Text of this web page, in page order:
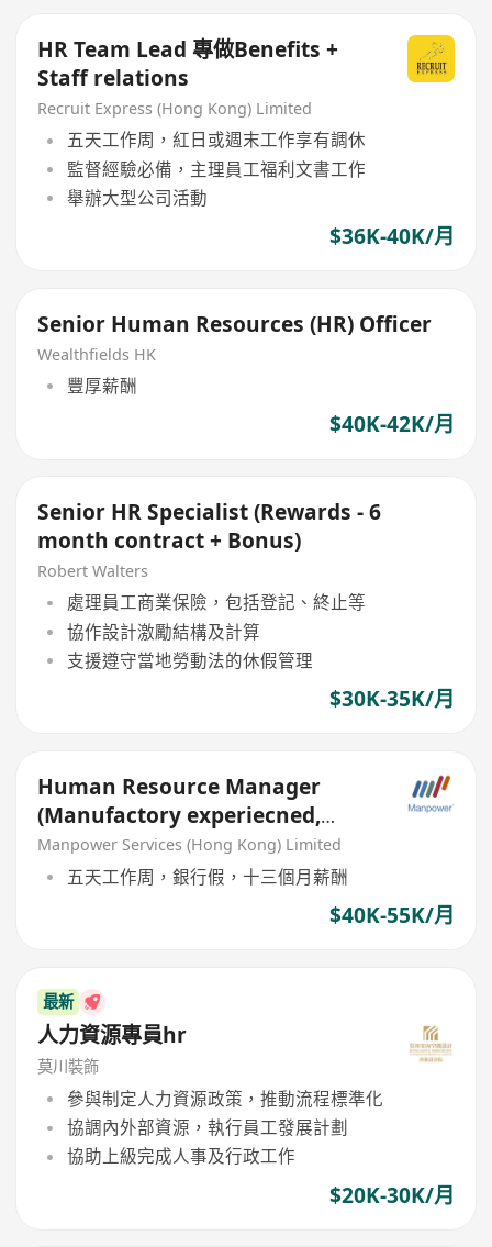
HR Team Lead 專做Benefits +
Staff relations
Recruit Express (Hong Kong) Limited
五天工作周，紅日或週末工作享有調休
監督經驗必備，主理員工福利文書工作
舉辦大型公司活動
$36K-40K/月
Senior Human Resources (HR) Officer
Wealthfields HK
豐厚薪酬
$40K-42K/月
Senior HR Specialist (Rewards - 6
month contract + Bonus)
Robert Walters
處理員工商業保險，包括登記、終止等
協作設計激勵結構及計算
支援遵守當地勞動法的休假管理
$30K-35K/月
Human Resource Manager
(Manufactory experiecned,
work trip needed)
Manpower Services (Hong Kong) Limited
五天工作周，銀行假，十三個月薪酬
$40K-55K/月
最新
人力資源專員hr
莫川裝飾
參與制定人力資源政策，推動流程標準化
協調內外部資源，執行員工發展計劃
協助上級完成人事及行政工作
$20K-30K/月